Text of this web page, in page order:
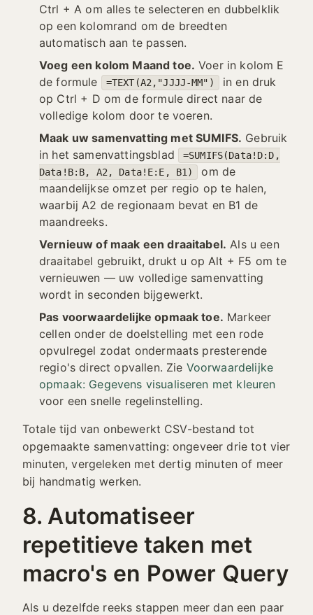
Ctrl + A om alles te selecteren en dubbelklik
op een kolomrand om de breedten
automatisch aan te passen.
Voeg een kolom Maand toe. Voer in kolom E
de formule
=TEXT(A2,"JJJJ-MM")
in en druk
op Ctrl + D om de formule direct naar de
volledige kolom door te voeren.
Maak uw samenvatting met SUMIFS. Gebruik
in het samenvattingsblad
=SUMIFS(Data!D:D,
Data!B:B, A2, Data!E:E, B1)
om de
maandelijkse omzet per regio op te halen,
waarbij A2 de regionaam bevat en B1 de
maandreeks.
Vernieuw of maak een draaitabel. Als u een
draaitabel gebruikt, drukt u op Alt + F5 om te
vernieuwen — uw volledige samenvatting
wordt in seconden bijgewerkt.
Pas voorwaardelijke opmaak toe. Markeer
cellen onder de doelstelling met een rode
opvulregel zodat ondermaats presterende
regio's direct opvallen. Zie Voorwaardelijke
opmaak: Gegevens visualiseren met kleuren
voor een snelle regelinstelling.
Totale tijd van onbewerkt CSV-bestand tot
opgemaakte samenvatting: ongeveer drie tot vier
minuten, vergeleken met dertig minuten of meer
bij handmatig werken.
8. Automatiseer
repetitieve taken met
macro's en Power Query
Als u dezelfde reeks stappen meer dan een paar